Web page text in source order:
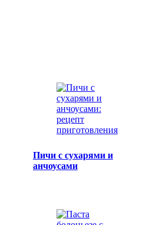
Пичи с сухарями и
анчоусами